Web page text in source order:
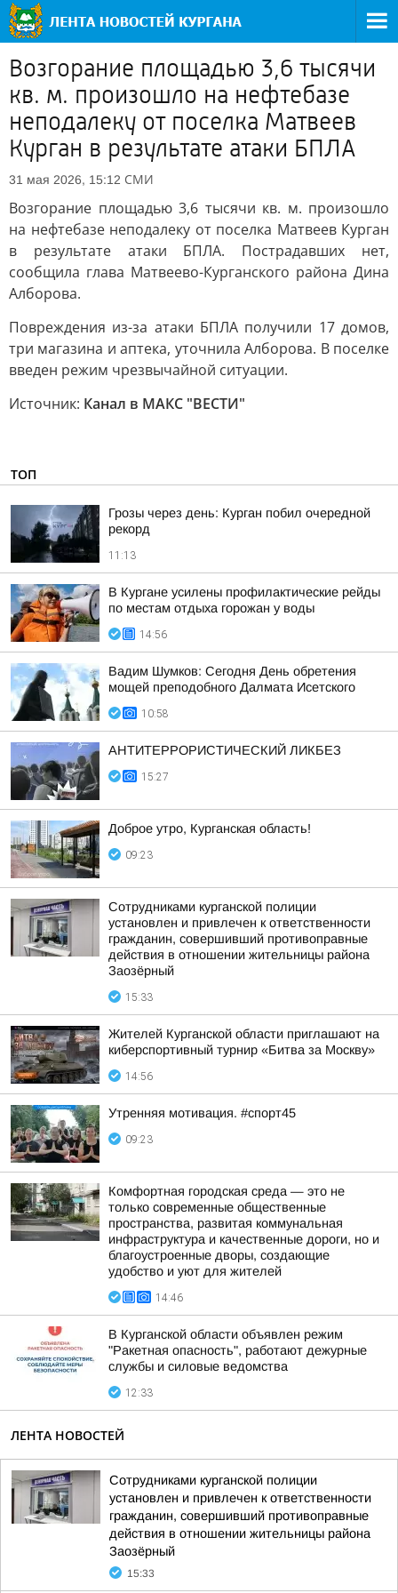
Возгорание площадью 3,6 тысячи
кв. м. произошло на нефтебазе
неподалеку от поселка Матвеев
Курган в результате атаки БПЛА
31 мая 2026, 15:12 СМИ
Возгорание площадью 3,6 тысячи кв. м. произошло
на нефтебазе неподалеку от поселка Матвеев Курган
в результате атаки БПЛА. Пострадавших нет,
сообщила глава Матвеево-Курганского района Дина
Алборова.
Повреждения из-за атаки БПЛА получили 17 домов,
три магазина и аптека, уточнила Алборова. В поселке
введен режим чрезвычайной ситуации.
Источник: Канал в МАКС "ВЕСТИ"
ТОП
Грозы через день: Курган побил очередной
рекорд
11:13
В Кургане усилены профилактические рейды
по местам отдыха горожан у воды
14:56
Вадим Шумков: Сегодня День обретения
мощей преподобного Далмата Исетского
10:58
АНТИТЕРРОРИСТИЧЕСКИЙ ЛИКБЕЗ
15:27
Доброе утро, Курганская область!
09:23
Сотрудниками курганской полиции
установлен и привлечен к ответственности
гражданин, совершивший противоправные
действия в отношении жительницы района
Заозёрный
15:33
Жителей Курганской области приглашают на
киберспортивный турнир «Битва за Москву»
14:56
Утренняя мотивация. #спорт45
09:23
Комфортная городская среда — это не
только современные общественные
пространства, развитая коммунальная
инфраструктура и качественные дороги, но и
благоустроенные дворы, создающие
удобство и уют для жителей
14:46
В Курганской области объявлен режим
"Ракетная опасность", работают дежурные
службы и силовые ведомства
12:33
ЛЕНТА НОВОСТЕЙ
Сотрудниками курганской полиции
установлен и привлечен к ответственности
гражданин, совершивший противоправные
действия в отношении жительницы района
Заозёрный
15:33